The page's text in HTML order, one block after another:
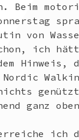
Beim
von
ich
Hinweis,
ganz
ich